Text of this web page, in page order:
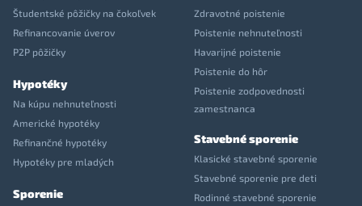
Študentské pôžičky na čokoľvek
Refinancovanie úverov
P2P pôžičky
Hypotéky
Na kúpu nehnuteľnosti
Americké hypotéky
Refinančné hypotéky
Hypotéky pre mladých
Sporenie
Zdravotné poistenie
Poistenie nehnuteľnosti
Havarijné poistenie
Poistenie do hôr
Poistenie zodpovednosti
zamestnanca
Stavebné sporenie
Klasické stavebné sporenie
Stavebné sporenie pre deti
Rodinné stavebné sporenie